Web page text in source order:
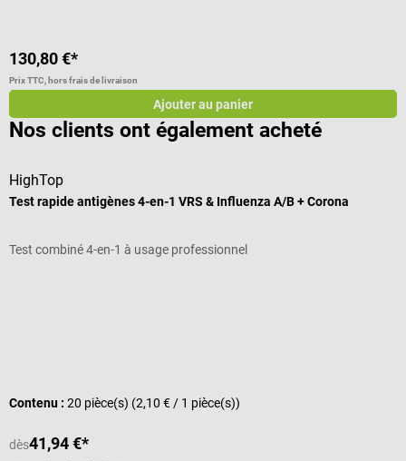
130,80 €*
Prix TTC, hors frais de livraison
Ajouter au panier
Nos clients ont également acheté
HighTop
Test rapide antigènes 4-en-1 VRS & Influenza A/B + Corona
Test combiné 4-en-1 à usage professionnel
Contenu : 20 pièce(s) (2,10 € / 1 pièce(s))
dès41,94 €*